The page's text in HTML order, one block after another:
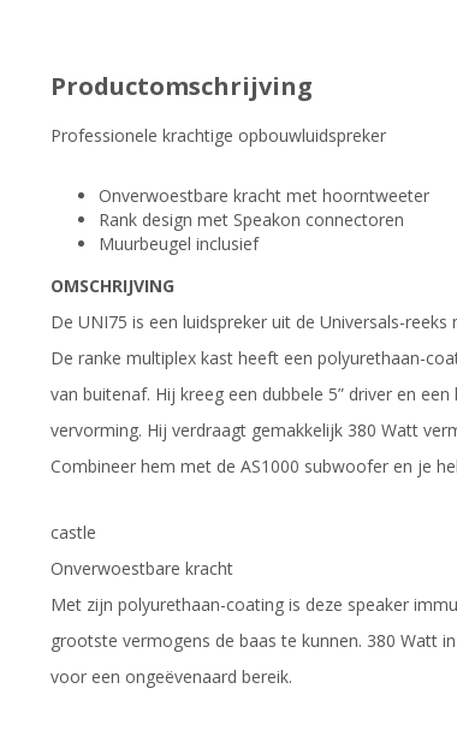
Productomschrijving
Professionele krachtige opbouwluidspreker
Onverwoestbare kracht met hoorntweeter
Rank design met Speakon connectoren
Muurbeugel inclusief
OMSCHRIJVING
De UNI75 is een luidspreker uit de Universals-
De ranke multiplex kast heeft een polyurethaan-
van buitenaf. Hij kreeg een dubbele 5” driver en
vervorming. Hij verdraagt gemakkelijk 380 Watt
Combineer hem met de AS1000 subwoofer en je
castle
Onverwoestbare kracht
Met zijn polyurethaan-coating is deze speaker
grootste vermogens de baas te kunnen. 380 Watt
voor een ongeëvenaard bereik.